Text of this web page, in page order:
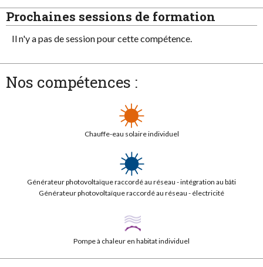
Prochaines sessions de formation
Il n'y a pas de session pour cette compétence.
Nos compétences :
Chauffe-eau solaire individuel
Générateur photovoltaïque raccordé au réseau - intégration au bâti
Générateur photovoltaïque raccordé au réseau - électricité
Pompe à chaleur en habitat individuel